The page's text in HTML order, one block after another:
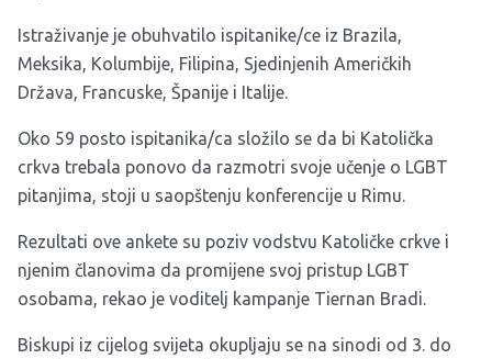
Istraživanje je obuhvatilo ispitanike/ce iz Brazila,
Meksika, Kolumbije, Filipina, Sjedinjenih Američkih
Država, Francuske, Španije i Italije.
Oko 59 posto ispitanika/ca složilo se da bi Katolička
crkva trebala ponovo da razmotri svoje učenje o LGBT
pitanjima, stoji u saopštenju konferencije u Rimu.
Rezultati ove ankete su poziv vodstvu Katoličke crkve i
njenim članovima da promijene svoj pristup LGBT
osobama, rekao je voditelj kampanje Tiernan Bradi.
Biskupi iz cijelog svijeta okupljaju se na sinodi od 3. do